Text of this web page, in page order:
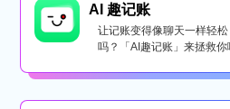
AI 趣记账
让记账变得像聊天一样轻
吗？「AI趣记账」来拯救